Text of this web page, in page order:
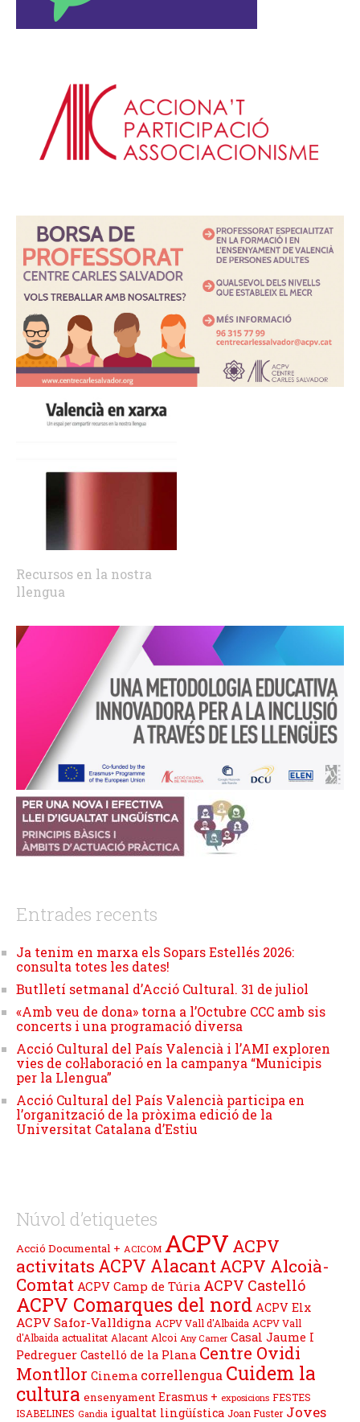
Recursos en la nostra
llengua
Entrades recents
Ja tenim en marxa els Sopars Estellés 2026:
consulta totes les dates!
Butlletí setmanal d’Acció Cultural. 31 de juliol
«Amb veu de dona» torna a l’Octubre CCC amb sis
concerts i una programació diversa
Acció Cultural del País Valencià i l’AMI exploren
vies de col·laboració en la campanya “Municipis
per la Llengua”
Acció Cultural del País Valencià participa en
l’organització de la pròxima edició de la
Universitat Catalana d’Estiu
Núvol d’etiquetes
Acció Documental + ACICOM ACPV ACPV
activitats ACPV AlacantACPV Alcoià-
Comtat ACPV Camp de Túria ACPV Castelló
ACPV Comarques del nord ACPV Elx
ACPV Safor-Valldigna ACPV Vall d'Albaida ACPV Vall
d'Albaida actualitat Alacant Alcoi Any Carner Casal Jaume I
Pedreguer Castelló de la Plana Centre Ovidi
Montllor Cinema correllengua Cuidem la
cultura ensenyament Erasmus + exposicions FESTES
ISABELINES Gandia igualtat lingüística Joan Fuster Joves